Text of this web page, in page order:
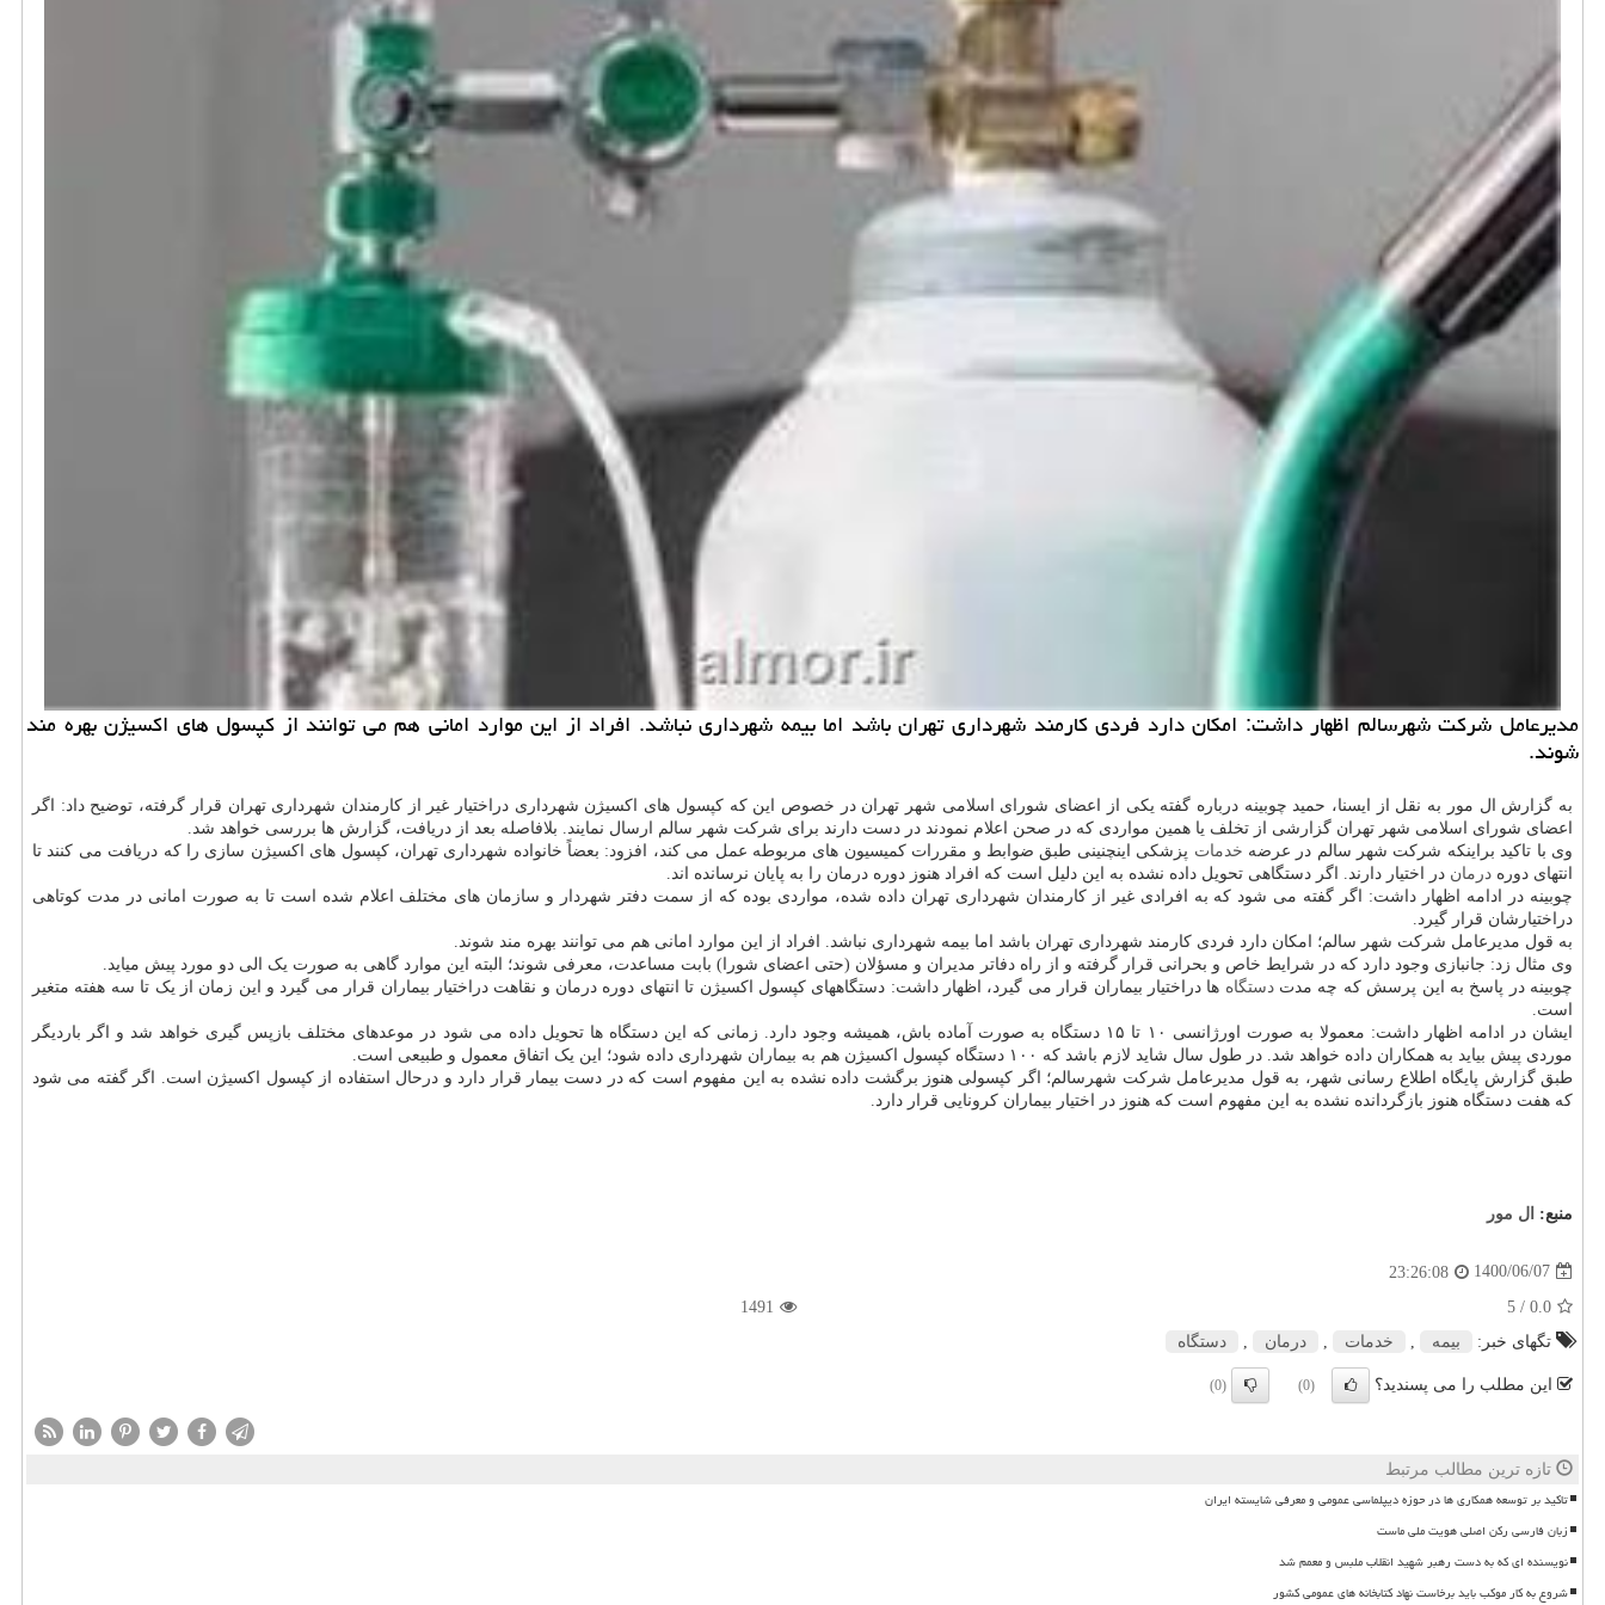
مدیرعامل شرکت شهرسالم اظهار داشت: امکان دارد فردی کارمند شهرداری تهران باشد اما بیمه شهرداری نباشد. افراد از این موارد امانی هم می توانند از کپسول های اکسیژن بهره مند
شوند.
به گزارش ال مور به نقل از ایسنا، حمید چوبینه درباره گفته یکی از اعضای شورای اسلامی شهر تهران در خصوص این که کپسول های اکسیژن شهرداری دراختیار غیر از کارمندان شهرداری تهران قرار گرفته، توضیح داد: اگر
اعضای شورای اسلامی شهر تهران گزارشی از تخلف یا همین مواردی که در صحن اعلام نمودند در دست دارند برای شرکت شهر سالم ارسال نمایند. بلافاصله بعد از دریافت، گزارش ها بررسی خواهد شد.
وی با تاکید براینکه شرکت شهر سالم در عرضه خدمات پزشکی اینچنینی طبق ضوابط و مقررات کمیسیون های مربوطه عمل می کند، افزود: بعضاً خانواده شهرداری تهران، کپسول های اکسیژن سازی را که دریافت می کنند تا
انتهای دوره درمان در اختیار دارند. اگر دستگاهی تحویل داده نشده به این دلیل است که افراد هنوز دوره درمان را به پایان نرسانده اند.
چوبینه در ادامه اظهار داشت: اگر گفته می شود که به افرادی غیر از کارمندان شهرداری تهران داده شده، مواردی بوده که از سمت دفتر شهردار و سازمان های مختلف اعلام شده است تا به صورت امانی در مدت کوتاهی
دراختیارشان قرار گیرد.
به قول مدیرعامل شرکت شهر سالم؛ امکان دارد فردی کارمند شهرداری تهران باشد اما بیمه شهرداری نباشد. افراد از این موارد امانی هم می توانند بهره مند شوند.
وی مثال زد: جانبازی وجود دارد که در شرایط خاص و بحرانی قرار گرفته و از راه دفاتر مدیران و مسؤلان (حتی اعضای شورا) بابت مساعدت، معرفی شوند؛ البته این موارد گاهی به صورت یک الی دو مورد پیش میاید.
چوبینه در پاسخ به این پرسش که چه مدتدستگاه ها دراختیار بیماران قرار می گیرد، اظهار داشت: دستگاههای کپسول اکسیژن تا انتهای دوره درمان و نقاهت دراختیار بیماران قرار می گیرد و این زمان از یک تا سه هفته متغیر
است.
ایشان در ادامه اظهار داشت: معمولا به صورت اورژانسی ۱۰ تا ۱۵ دستگاه به صورت آماده باش، همیشه وجود دارد. زمانی که این دستگاه ها تحویل داده می شود در موعدهای مختلف بازپس گیری خواهد شد و اگر باردیگر
موردی پیش بیاید به همکاران داده خواهد شد. در طول سال شاید لازم باشد که ۱۰۰ دستگاه کپسول اکسیژن هم به بیماران شهرداری داده شود؛ این یک اتفاق معمول و طبیعی است.
طبق گزارش پایگاه اطلاع رسانی شهر، به قول مدیرعامل شرکت شهرسالم؛ اگر کپسولی هنوز برگشت داده نشده به این مفهوم است که در دست بیمار قرار دارد و درحال استفاده از کپسول اکسیژن است. اگر گفته می شود
که هفت دستگاه هنوز بازگردانده نشده به این مفهوم است که هنوز در اختیار بیماران کرونایی قرار دارد.
منبع: ال مور
1400/06/07
23:26:08
0.0
/ 5
1491
تگهای خبر:
بیمه خدمات درمان دستگاه
این مطلب را می پسندید؟ (0)
(0)
تازه ترین مطالب مرتبط
تاکید بر توسعه همکاری ها در حوزه دیپلماسی عمومی و معرفی شایسته ایران
زبان فارسی رکن اصلی هویت ملی ماست
نویسنده ای که به دست رهبر شهید انقلاب ملبس و معمم شد
شروع به کار موکب باید برخاست نهاد کتابخانه های عمومی کشور